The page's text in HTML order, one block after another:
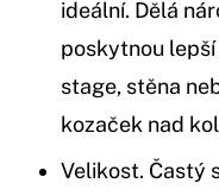
ideální. Dělá
poskytnou
stage, stěna
kozaček nad
Velikost. Častý